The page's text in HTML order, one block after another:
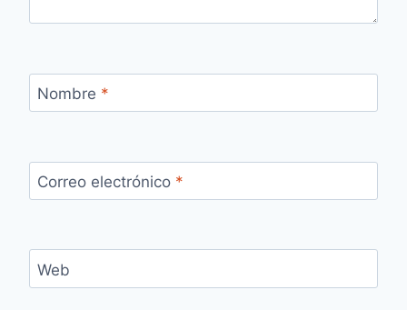
Nombre *
Correo electrónico *
Web